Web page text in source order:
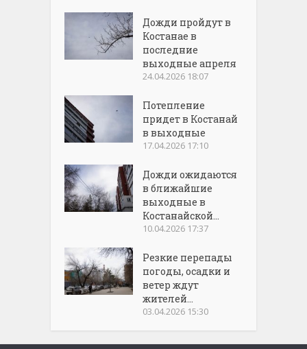
Дожди пройдут в
Костанае в
последние
выходные апреля
24.04.2026 18:07
Потепление
придет в Костанай
в выходные
17.04.2026 17:10
Дожди ожидаются
в ближайшие
выходные в
Костанайской...
10.04.2026 17:37
Резкие перепады
погоды, осадки и
ветер ждут
жителей...
03.04.2026 15:30